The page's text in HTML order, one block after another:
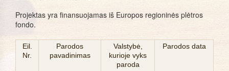
Projektas yra finansuojamas iš Europos regioninės plėtros
fondo.
Eil.
Nr.
Parodos
pavadinimas
Valstybė,
kurioje vyks
paroda
Parodos data